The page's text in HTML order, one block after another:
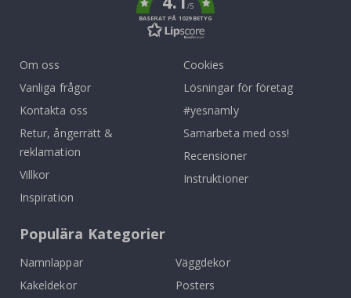
/5
BASERAT PÅ 1029 BETYG
Om oss
Vanliga frågor
Kontakta oss
Retur, ångerrätt &
reklamation
Villkor
Inspiration
Cookies
Lösningar för företag
#yesnamly
Samarbeta med oss!
Recensioner
Instruktioner
Populära Kategorier
Namnlappar
Väggdekor
Kakeldekor
Posters